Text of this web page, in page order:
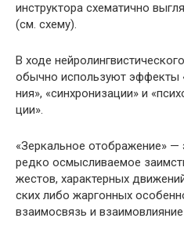
инструктора схематично
(см. схему).
В ходе
обычно используют эффекты
ния», «синхронизации» и
ции».
«Зеркальное отображение» —
редко осмысливаемое
жестов, характерных
ских либо жаргонных
взаимосвязь и